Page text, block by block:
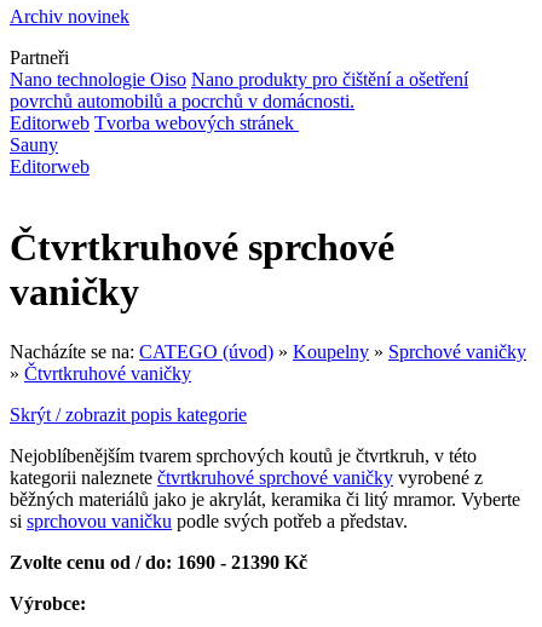
Archiv novinek
Partneři
Nano technologie Oiso Nano produkty pro čištění a ošetření
povrchů automobilů a pocrchů v domácnosti.
Editorweb Tvorba webových stránek
Sauny
Editorweb
Čtvrtkruhové sprchové
vaničky
Nacházíte se na: CATEGO (úvod) » Koupelny » Sprchové vaničky
» Čtvrtkruhové vaničky
Skrýt / zobrazit popis kategorie
Nejoblíbenějším tvarem sprchových koutů je čtvrtkruh, v této
kategorii naleznete čtvrtkruhové sprchové vaničky vyrobené z
běžných materiálů jako je akrylát, keramika či litý mramor. Vyberte
si sprchovou vaničku podle svých potřeb a představ.
Zvolte cenu od / do: 1690 - 21390 Kč
Výrobce: